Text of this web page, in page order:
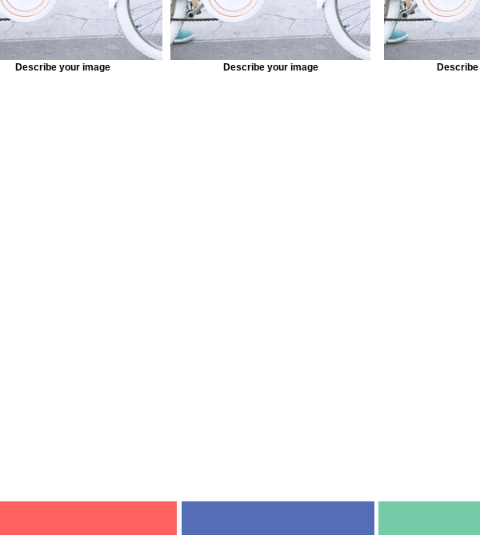
Describe your image Describe your image Describe